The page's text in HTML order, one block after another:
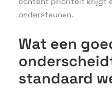
ondersteunen.
Wat een
standaard